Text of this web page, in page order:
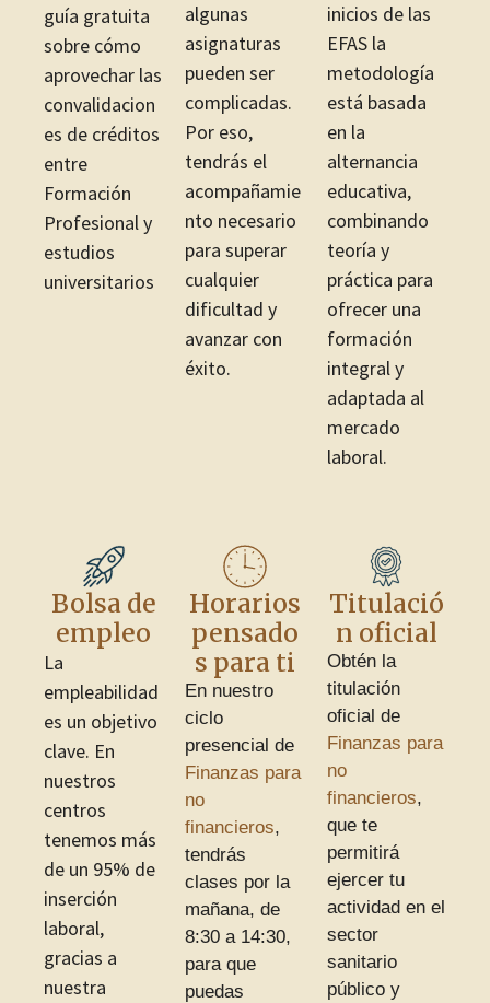
guía gratuita
sobre cómo
aprovechar las
convalidacion
es de créditos
entre
Formación
Profesional y
estudios
universitarios
algunas
asignaturas
pueden ser
complicadas.
Por eso,
tendrás el
acompañamie
nto necesario
para superar
cualquier
dificultad y
avanzar con
éxito.
inicios de las
EFAS la
metodología
está basada
en la
alternancia
educativa,
combinando
teoría y
práctica para
ofrecer una
formación
integral y
adaptada al
mercado
laboral.
Bolsa de
empleo
La
empleabilidad
es un objetivo
clave. En
nuestros
centros
tenemos más
de un 95% de
inserción
laboral,
gracias a
nuestra
Horarios
pensado
s para ti
En nuestro
ciclo
presencial de
Finanzas para
no
financieros,
tendrás
clases por la
mañana, de
8:30 a 14:30,
para que
puedas
Titulació
n oficial
Obtén la
titulación
oficial de
Finanzas para
no
financieros,
que te
permitirá
ejercer tu
actividad en el
sector
sanitario
público y